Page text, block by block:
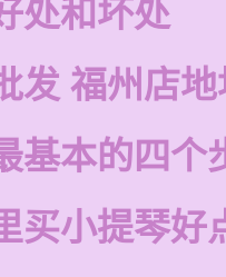
处和坏处
发 福州店地
基本的四个
买小提琴好